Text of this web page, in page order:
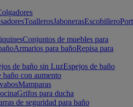
ToallerosJabonerasEscobillero
Conjuntos de muebles para
Armarios para bañoRepisa para
de baño sin LuzEspejos de baño
baño con aumento
Mamparas
Grifos para ducha
de seguridad para baño